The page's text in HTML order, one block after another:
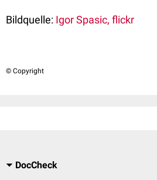
Bildquelle: Igor Spasic, flickr
© Copyright
DocCheck